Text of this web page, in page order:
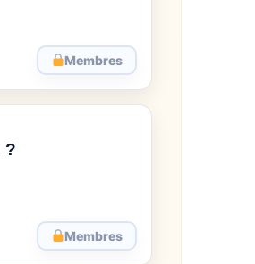
Membres
?
Membres